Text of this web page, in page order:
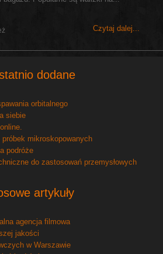
Czytaj dalej...
dodane
orbitalnego
siebie
mikroskopowanych
podróże
do zastosowań przemysłowych
artykuły
agencja filmowa
jakości
w Warszawie